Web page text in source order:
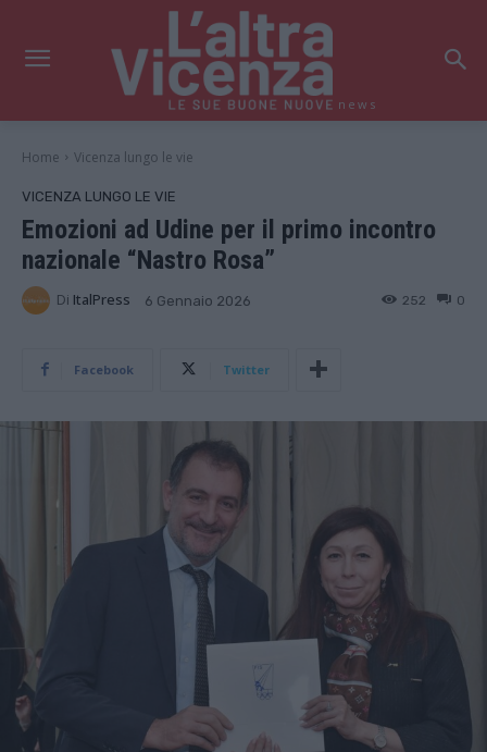
news
Home Vicenza lungo le vie
VICENZA LUNGO LE VIE
Emozioni ad Udine per il primo incontro
nazionale “Nastro Rosa”
Di ItalPress 6 Gennaio 2026 0
252
Facebook Twitter